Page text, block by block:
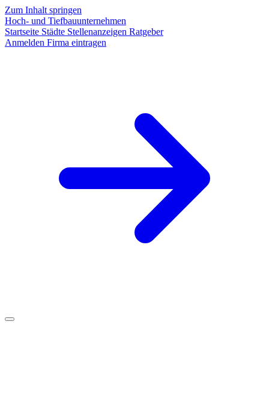
Zum Inhalt springen
Hoch- und Tiefbauunternehmen
Startseite Städte Stellenanzeigen Ratgeber
Anmelden Firma eintragen